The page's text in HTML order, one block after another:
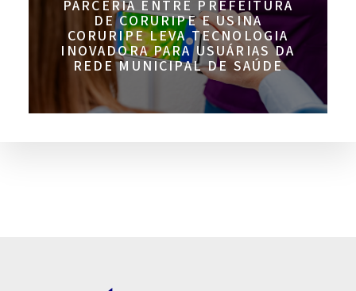
PARCERIA ENTRE PREFEITURA
DE CORURIPE E USINA
CORURIPE LEVA TECNOLOGIA
INOVADORA PARA USUÁRIAS DA
REDE MUNICIPAL DE SAÚDE